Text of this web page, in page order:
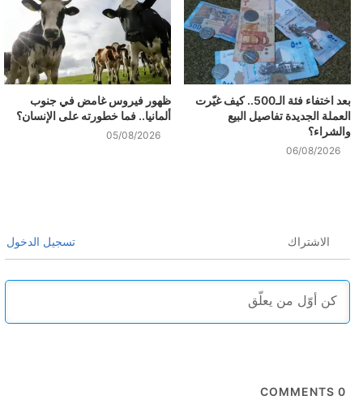
بعد اختفاء فئة الـ500.. كيف غيّرت
العملة الجديدة تفاصيل البيع
والشراء؟
06/08/2026
ظهور فيروس غامض في جنوب
ألمانيا.. فما خطورته على الإنسان؟
05/08/2026
الاشتراك تسجيل الدخول
0